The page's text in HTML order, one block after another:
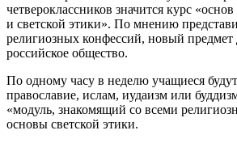
четвероклассников значится курс
и светской этики». По мнению
религиозных конфессий, новый предмет
российское общество.
По одному часу в неделю учащиеся
православие, ислам, иудаизм или
«модуль, знакомящий со всеми
основы светской этики.